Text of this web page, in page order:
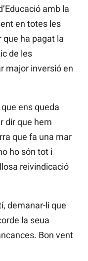
amb la
en totes les
que ha pagat la
de les
major inversió en
ens queda
dir que hem
que fa una mar
ho són tot i
reivindicació
demanar-li que
la seua
Bon vent